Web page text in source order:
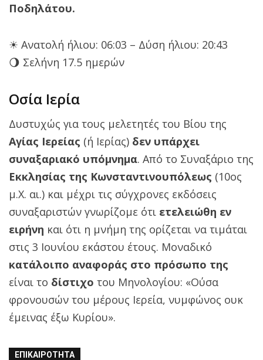
Ποδηλάτου.
☀ Ανατολή ήλιου: 06:03 – Δύση ήλιου: 20:43
🌖 Σελήνη 17.5 ημερών
Οσία Ιερία
Δυστυχώς για τους μελετητές του Βίου της
Αγίας Ιερείας (ή Ιερίας) δεν υπάρχει
συναξαριακό υπόμνημα. Από το Συναξάριο της
Εκκλησίας της Κωνσταντινουπόλεως (10ος
μ.Χ. αι.) και μέχρι τις σύγχρονες εκδόσεις
συναξαριστών γνωρίζομε ότι ετελειώθη εν
ειρήνη και ότι η μνήμη της ορίζεται να τιμάται
στις 3 Ιουνίου εκάστου έτους. Μοναδικό
κατάλοιπο αναφοράς στο πρόσωπο της
είναι το δίστιχο του Μηνολογίου: «Ούσα
φρονουσών του μέρους Ιερεία, νυμφώνος ουκ
έμεινας έξω Κυρίου».
ΕΠΙΚΑΙΡΌΤΗΤΑ